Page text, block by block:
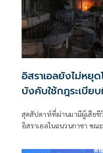
อิสราเอลยังไม่หยุ
บังคับใช้กฎระเบีย
สุดสัปดาห์ที่ผ่านมามีผู้เสียชี
อิสราเอลในฉนวนกาซา ขณ